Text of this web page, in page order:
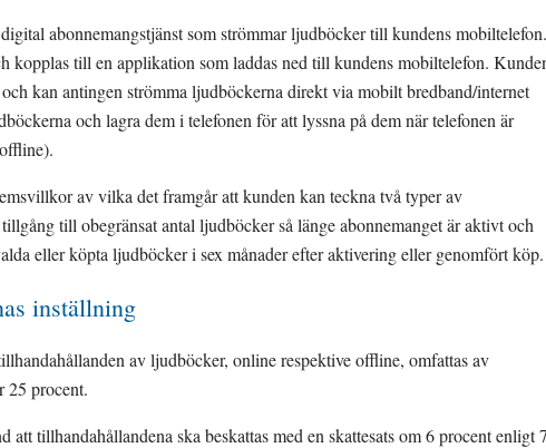
abonnemangstjänst som strömmar ljudböcker till kundens mobiltelefon.
kopplas till en applikation som laddas ned till kundens mobiltelefon.
kan antingen strömma ljudböckerna direkt via mobilt bredband/internet
och lagra dem i telefonen för att lyssna på dem när telefonen är
av vilka det framgår att kunden kan teckna två typer av
till obegränsat antal ljudböcker så länge abonnemanget är aktivt och
eller köpta ljudböcker i sex månader efter aktivering eller genomfört köp.
inställning
av ljudböcker, online respektive offline, omfattas av
25 procent.
att tillhandahållandena ska beskattas med en skattesats om 6 procent enligt